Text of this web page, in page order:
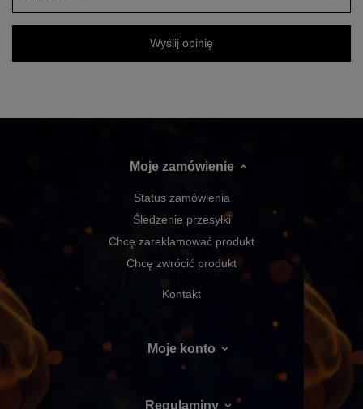
Wyślij opinię
Moje zamówienie
Status zamówienia
Śledzenie przesyłki
Chcę zareklamować produkt
Chcę zwrócić produkt
Kontakt
Moje konto
Regulaminy